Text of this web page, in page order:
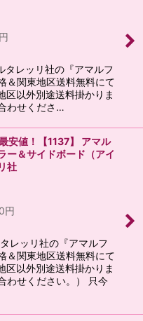
円
レッリ社の『アマルフ
＆関東地区送料無料にて
区以外別途送料掛かりま
わせくださ…
値！【1137】 アマル
＆サイドボード（アイ
社
円
レッリ社の『アマルフ
＆関東地区送料無料にて
区以外別途送料掛かりま
わせください。） 只今